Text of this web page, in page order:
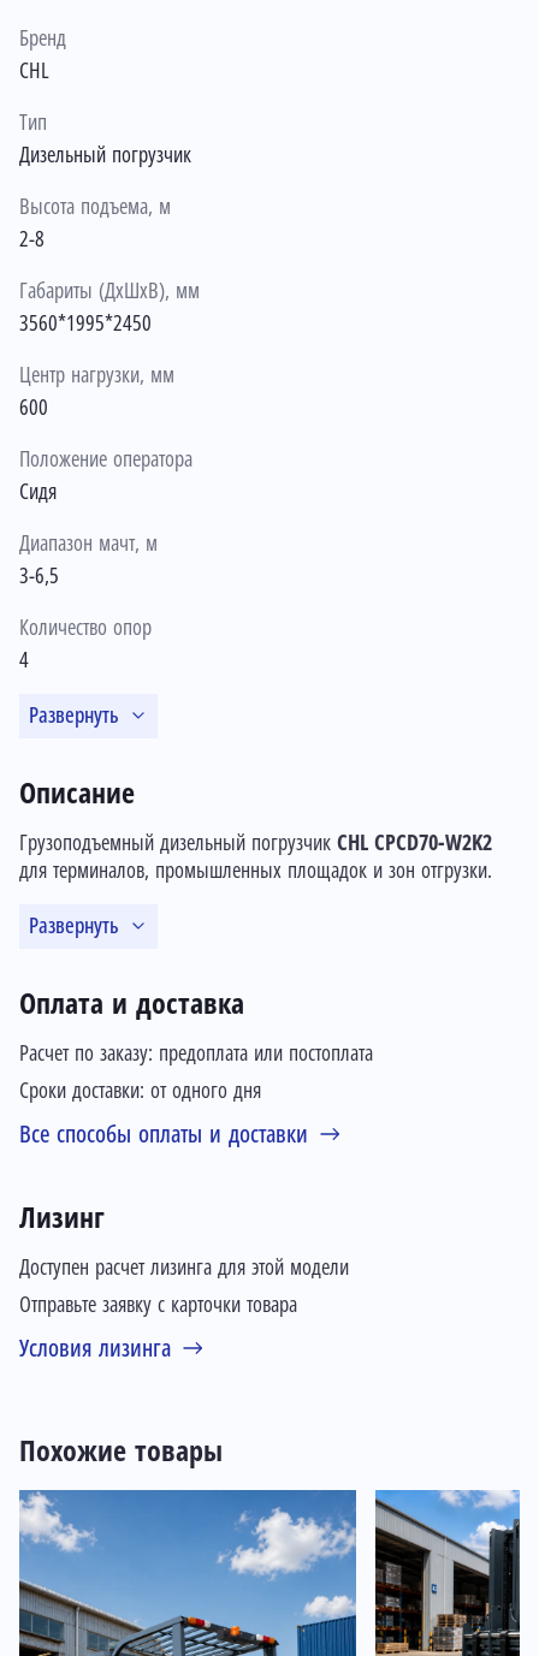
Бренд
CHL
Тип
Дизельный погрузчик
Высота подъема, м
2-8
Габариты (ДхШхВ), мм
3560*1995*2450
Центр нагрузки, мм
600
Положение оператора
Сидя
Диапазон мачт, м
3-6,5
Количество опор
4
Развернуть
Оплата и доставка
Расчет по заказу: предоплата или постоплата
Сроки доставки: от одного дня
Все способы оплаты и доставки
Лизинг
Доступен расчет лизинга для этой модели
Отправьте заявку с карточки товара
Условия лизинга
Описание
Грузоподъемный дизельный погрузчик CHL CPCD70-W2K2
для терминалов, промышленных площадок и зон отгрузки.
Развернуть
Похожие товары